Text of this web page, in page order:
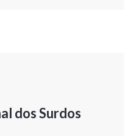
dos Surdos